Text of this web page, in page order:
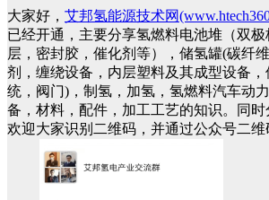
大家好， 艾邦氢能源技术网
已经开通，主要分享氢燃料电池堆（双
层，密封胶，催化剂等），储氢罐(碳纤
剂，缠绕设备，内层塑料及其成型设备
统，阀门)，制氢，加氢，氢燃料汽车动
备，材料，配件，加工工艺的知识。同时
欢迎大家识别二维码，并通过公众号二